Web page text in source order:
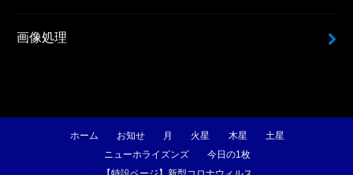
画像処理
ホーム お知せ 月 火星 木星
土星
ニューホライズンズ
今日の1枚